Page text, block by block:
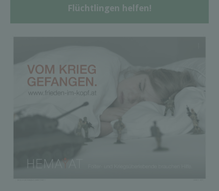
Flüchtlingen helfen!